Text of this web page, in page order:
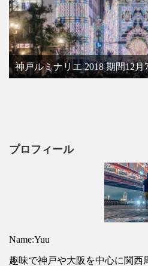
神戸ルミナリエ 2018 期間12月
プロフィール
Name:Yuu
趣味で神戸や大阪を中心に関西